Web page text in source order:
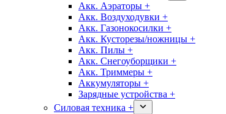
Акк. Аэраторы +
Акк. Воздуходувки +
Акк. Газонокосилки +
Акк. Кусторезы/ножницы +
Акк. Пилы +
Акк. Снегоуборщики +
Акк. Триммеры +
Аккумуляторы +
Зарядные устройства +
Силовая техника +